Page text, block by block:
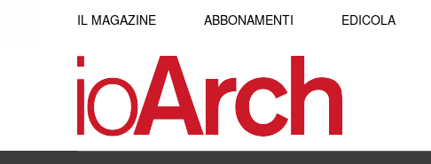
IL MAGAZINE ABBONAMENTI EDICOLA